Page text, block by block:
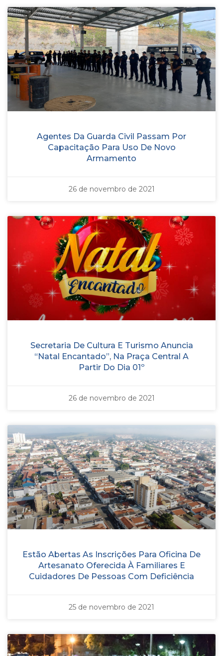
Agentes Da Guarda Civil Passam Por
Capacitação Para Uso De Novo
Armamento
26 de novembro de 2021
Secretaria De Cultura E Turismo Anuncia
“Natal Encantado”, Na Praça Central A
Partir Do Dia 01º
26 de novembro de 2021
Estão Abertas As Inscrições Para Oficina De
Artesanato Oferecida À Familiares E
Cuidadores De Pessoas Com Deficiência
25 de novembro de 2021